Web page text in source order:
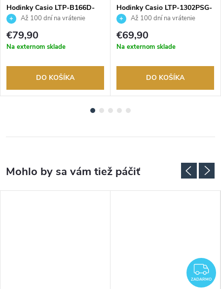
Hodinky Casio LTP-B166D-
4AVEFAž 100 dní na vrátenie
tovaru. Autorizovaný predajca.
€79,90
Na externom sklade
DO KOŠÍKA
Hodinky Casio LTP-1302PSG-
7AVEGAž 100 dní na vrátenie
tovaru. Autorizovaný predajca.
€69,90
Na externom sklade
DO KOŠÍKA
ZADARMO